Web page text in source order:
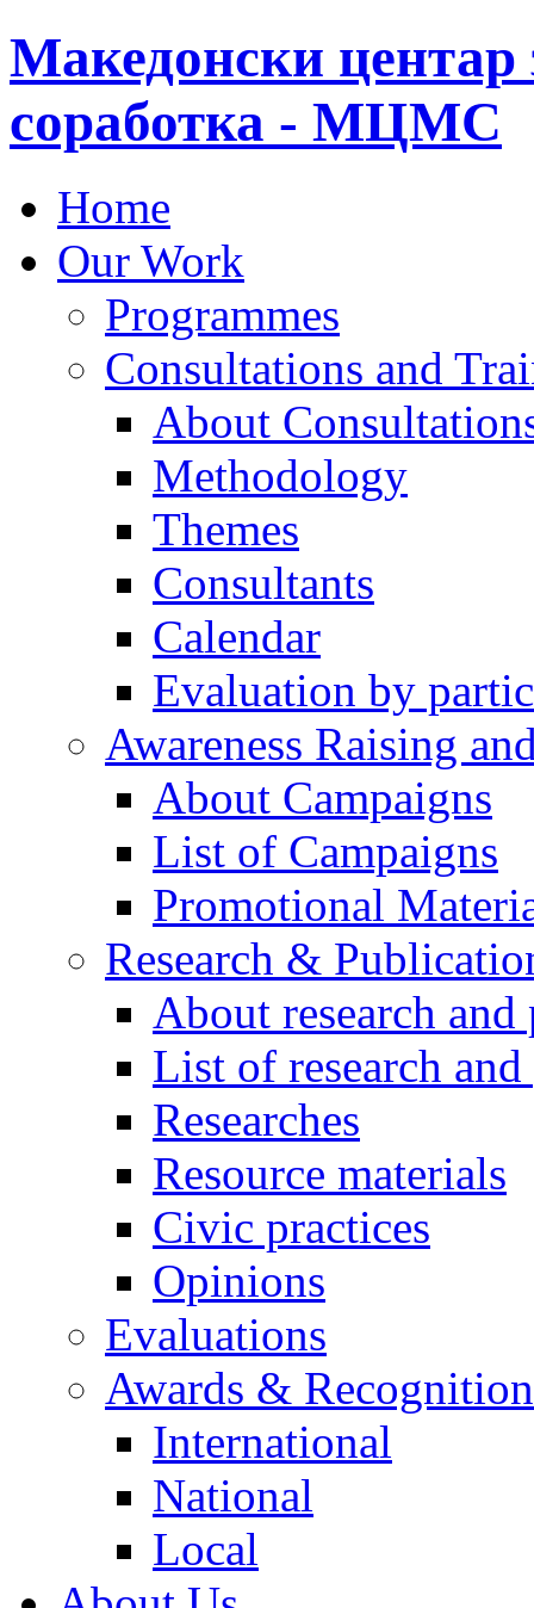
Македонски центар
соработка - МЦМС
Home
Our Work
Programmes
Consultations and
About
Methodology
Themes
Consultants
Calendar
Evaluation by
Awareness Raising
About Campaigns
List of Campaigns
Promotional
Research &
About research
List of research
Researches
Resource materials
Civic practices
Opinions
Evaluations
Awards &
International
National
Local